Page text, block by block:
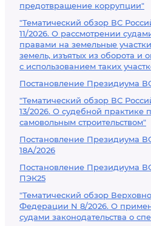
предотвращение коррупции"
"Тематический обзор ВС
11/2026. О рассмотрении
правами на земельные
земель, изъятых из оборота и
с использованием таких
Постановление Президиума
"Тематический обзор ВС
13/2026. О судебной практике
самовольным строительством"
Постановление Президиума
18А/2026
Постановление Президиума
ПЭК25
"Тематический обзор
Федерации N 8/2026. О
судами законодательства о